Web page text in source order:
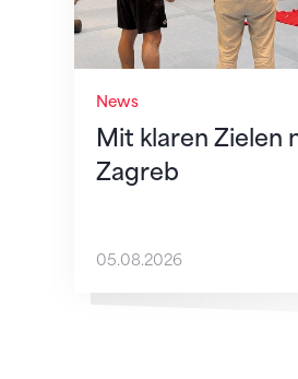
News
Mit klaren Zielen
Zagreb
05.08.2026